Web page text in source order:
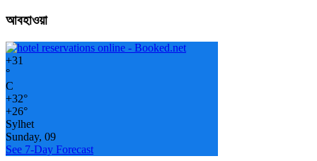
আবহাওয়া
+31
°
C
+32°
+26°
Sylhet
Sunday, 09
See 7-Day Forecast